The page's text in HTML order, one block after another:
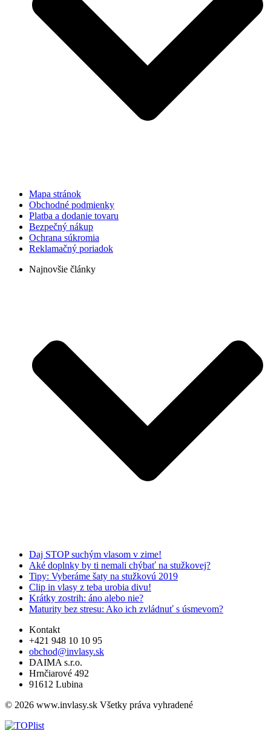
Mapa stránok
Obchodné podmienky
Platba a dodanie tovaru
Bezpečný nákup
Ochrana súkromia
Reklamačný poriadok
Najnovšie články
Daj STOP suchým vlasom v zime!
Aké doplnky by ti nemali chýbať na stužkovej?
Tipy: Vyberáme šaty na stužkovú 2019
Clip in vlasy z teba urobia divu!
Krátky zostrih: áno alebo nie?
Maturity bez stresu: Ako ich zvládnuť s úsmevom?
Kontakt
+421 948 10 10 95
obchod@invlasy.sk
DAIMA s.r.o.
Hrnčiarové 492
91612 Lubina
© 2026 www.invlasy.sk Všetky práva vyhradené